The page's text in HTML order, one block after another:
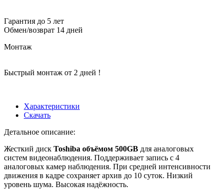
Гарантия до 5 лет
Обмен/возврат 14 дней
Монтаж
Быстрый монтаж от 2 дней !
Характеристики
Скачать
Детальное описание:
Жесткий диск Toshiba объёмом 500GB для аналоговых
систем видеонаблюдения. Поддерживает запись с 4
аналоговых камер наблюдения. При средней интенсивности
движения в кадре сохраняет архив до 10 суток. Низкий
уровень шума. Высокая надёжность.